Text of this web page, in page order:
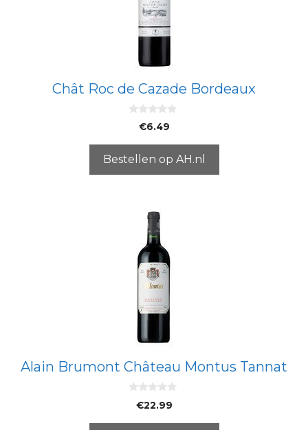
Chât Roc de Cazade Bordeaux
5
€6.49
Bestellen op AH.nl
Alain Brumont Château Montus Tannat
€22.99